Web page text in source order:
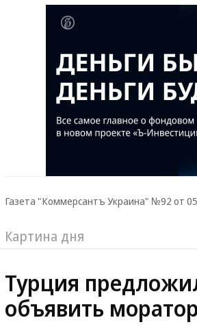
Газета "Коммерсантъ Украина" №92 от
Картина дня
Турция
объявить